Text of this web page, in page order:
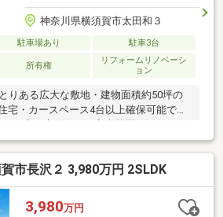
神奈川県横須賀市太田和３
駐車場あり 駐車3台
所有権
リフォームリノベーシ
ョン
りある広大な敷地・建物面積約50坪の
宅・カースペース4台以上確保可能で来
り・風通しともに良好で快適な住環
のため、すぐにご入居いただけます・
、のびのびとした暮らしが実現可能
市長沢２ 3,980万円 2SLDK
3,980万円